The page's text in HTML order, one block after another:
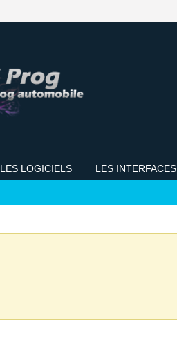
LES LOGICIELS LES INTERFACES